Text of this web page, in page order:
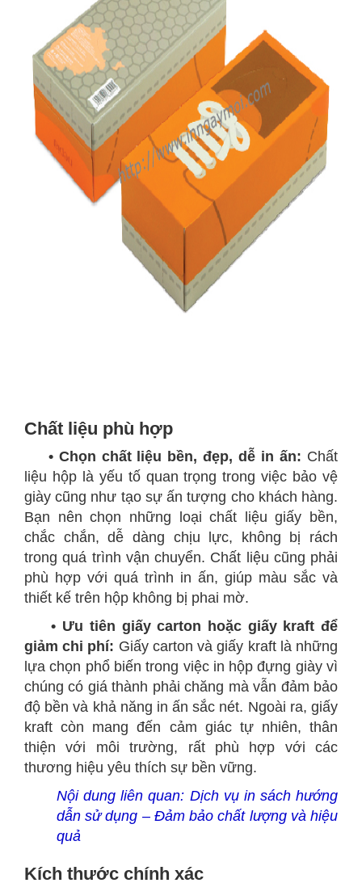
Chất liệu phù hợp
• Chọn chất liệu bền, đẹp, dễ in ấn: Chất
liệu hộp là yếu tố quan trọng trong việc bảo vệ
giày cũng như tạo sự ấn tượng cho khách hàng.
Bạn nên chọn những loại chất liệu giấy bền,
chắc chắn, dễ dàng chịu lực, không bị rách
trong quá trình vận chuyển. Chất liệu cũng phải
phù hợp với quá trình in ấn, giúp màu sắc và
thiết kế trên hộp không bị phai mờ.
• Ưu tiên giấy carton hoặc giấy kraft để
giảm chi phí: Giấy carton và giấy kraft là những
lựa chọn phổ biến trong việc in hộp đựng giày vì
chúng có giá thành phải chăng mà vẫn đảm bảo
độ bền và khả năng in ấn sắc nét. Ngoài ra, giấy
kraft còn mang đến cảm giác tự nhiên, thân
thiện với môi trường, rất phù hợp với các
thương hiệu yêu thích sự bền vững.
Nội dung liên quan: Dịch vụ in sách hướng
dẫn sử dụng – Đảm bảo chất lượng và hiệu
quả
Kích thước chính xác